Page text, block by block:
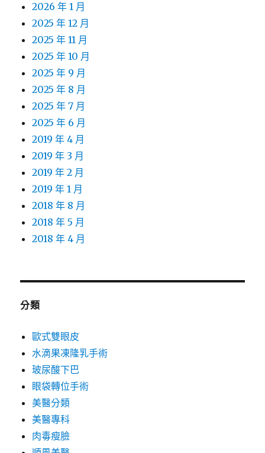
2026 年 1 月
2025 年 12 月
2025 年 11 月
2025 年 10 月
2025 年 9 月
2025 年 8 月
2025 年 7 月
2025 年 6 月
2019 年 4 月
2019 年 3 月
2019 年 2 月
2019 年 1 月
2018 年 8 月
2018 年 5 月
2018 年 4 月
分類
歐式雙眼皮
水滴果凍隆乳手術
玻尿酸下巴
眼袋轉位手術
美醫分類
美醫專科
肉毒瘦臉